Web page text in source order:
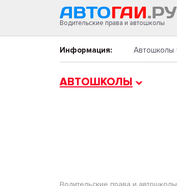
Водительские права и автошколы
Информация: Автошколы
АВТОШКОЛЫ
Водительские права и автошколы